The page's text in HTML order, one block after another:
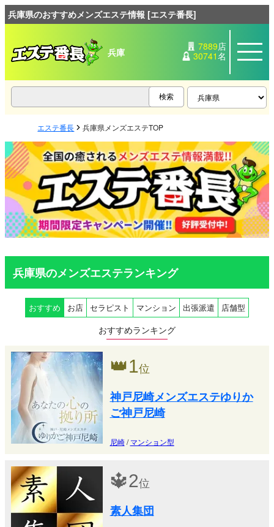
兵庫県のおすすめメンズエステ情報 [エステ番長]
兵庫 7889店
30741名
エステ番長 兵庫県メンズエステTOP
兵庫県のメンズエステランキング
おすすめ お店 セラピスト マンション 出張派遣 店舗型
おすすめランキング
👑1位
神戸尼崎メンズエステゆりか
ご神戸尼崎
尼崎/マンション型
🔱2位
素人集団